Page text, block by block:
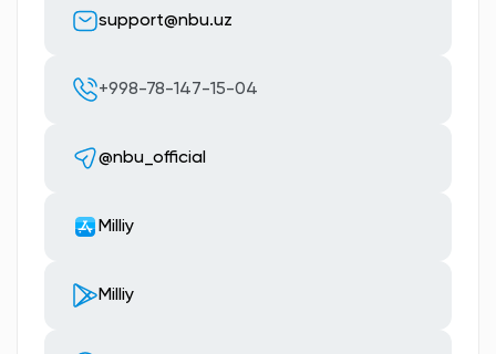
support@nbu.uz
+998-78-147-15-04
@nbu_official
Milliy
Milliy